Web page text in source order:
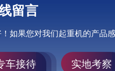
留言
如果您对我们起重机的产品
车接待 实地考察